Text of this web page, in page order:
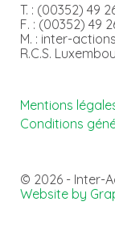
T. : (00352) 49
F. : (00352) 49
M. : inter-
R.C.S.
Mentions
Conditions
© 2026 - Inter-
Website by